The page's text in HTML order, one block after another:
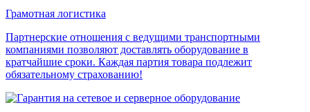
Грамотная логистика
Партнерские отношения с ведущими транспортными
компаниями позволяют доставлять оборудование в
кратчайшие сроки. Каждая партия товара подлежит
обязательному страхованию!